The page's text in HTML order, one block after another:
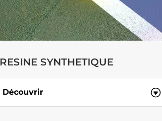
RESINE SYNTHETIQUE
Découvrir